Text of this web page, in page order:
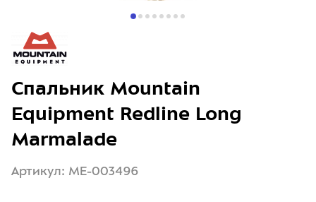
Спальник Mountain
Equipment Redline Long
Marmalade
Артикул: ME-003496